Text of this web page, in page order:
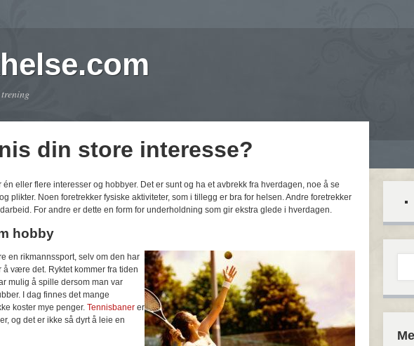
din store interesse?
én eller flere interesser og hobbyer. Det er sunt og ha et avbrekk fra hverdagen, noe å se
plikter. Noen foretrekker fysiske aktiviteter, som i tillegg er bra for helsen. Andre foretrekker
For andre er dette en form for underholdning som gir ekstra glede i hverdagen.
hobby
en rikmannssport, selv om den har
å være det. Ryktet kommer fra tiden
mulig å spille dersom man var
I dag finnes det mange
koster mye penger. Tennisbaner er
og det er ikke så dyrt å leie en